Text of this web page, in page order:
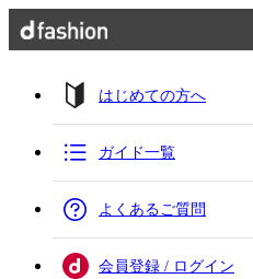
はじめての方へ
ガイド一覧
よくあるご質問
会員登録 / ログイン